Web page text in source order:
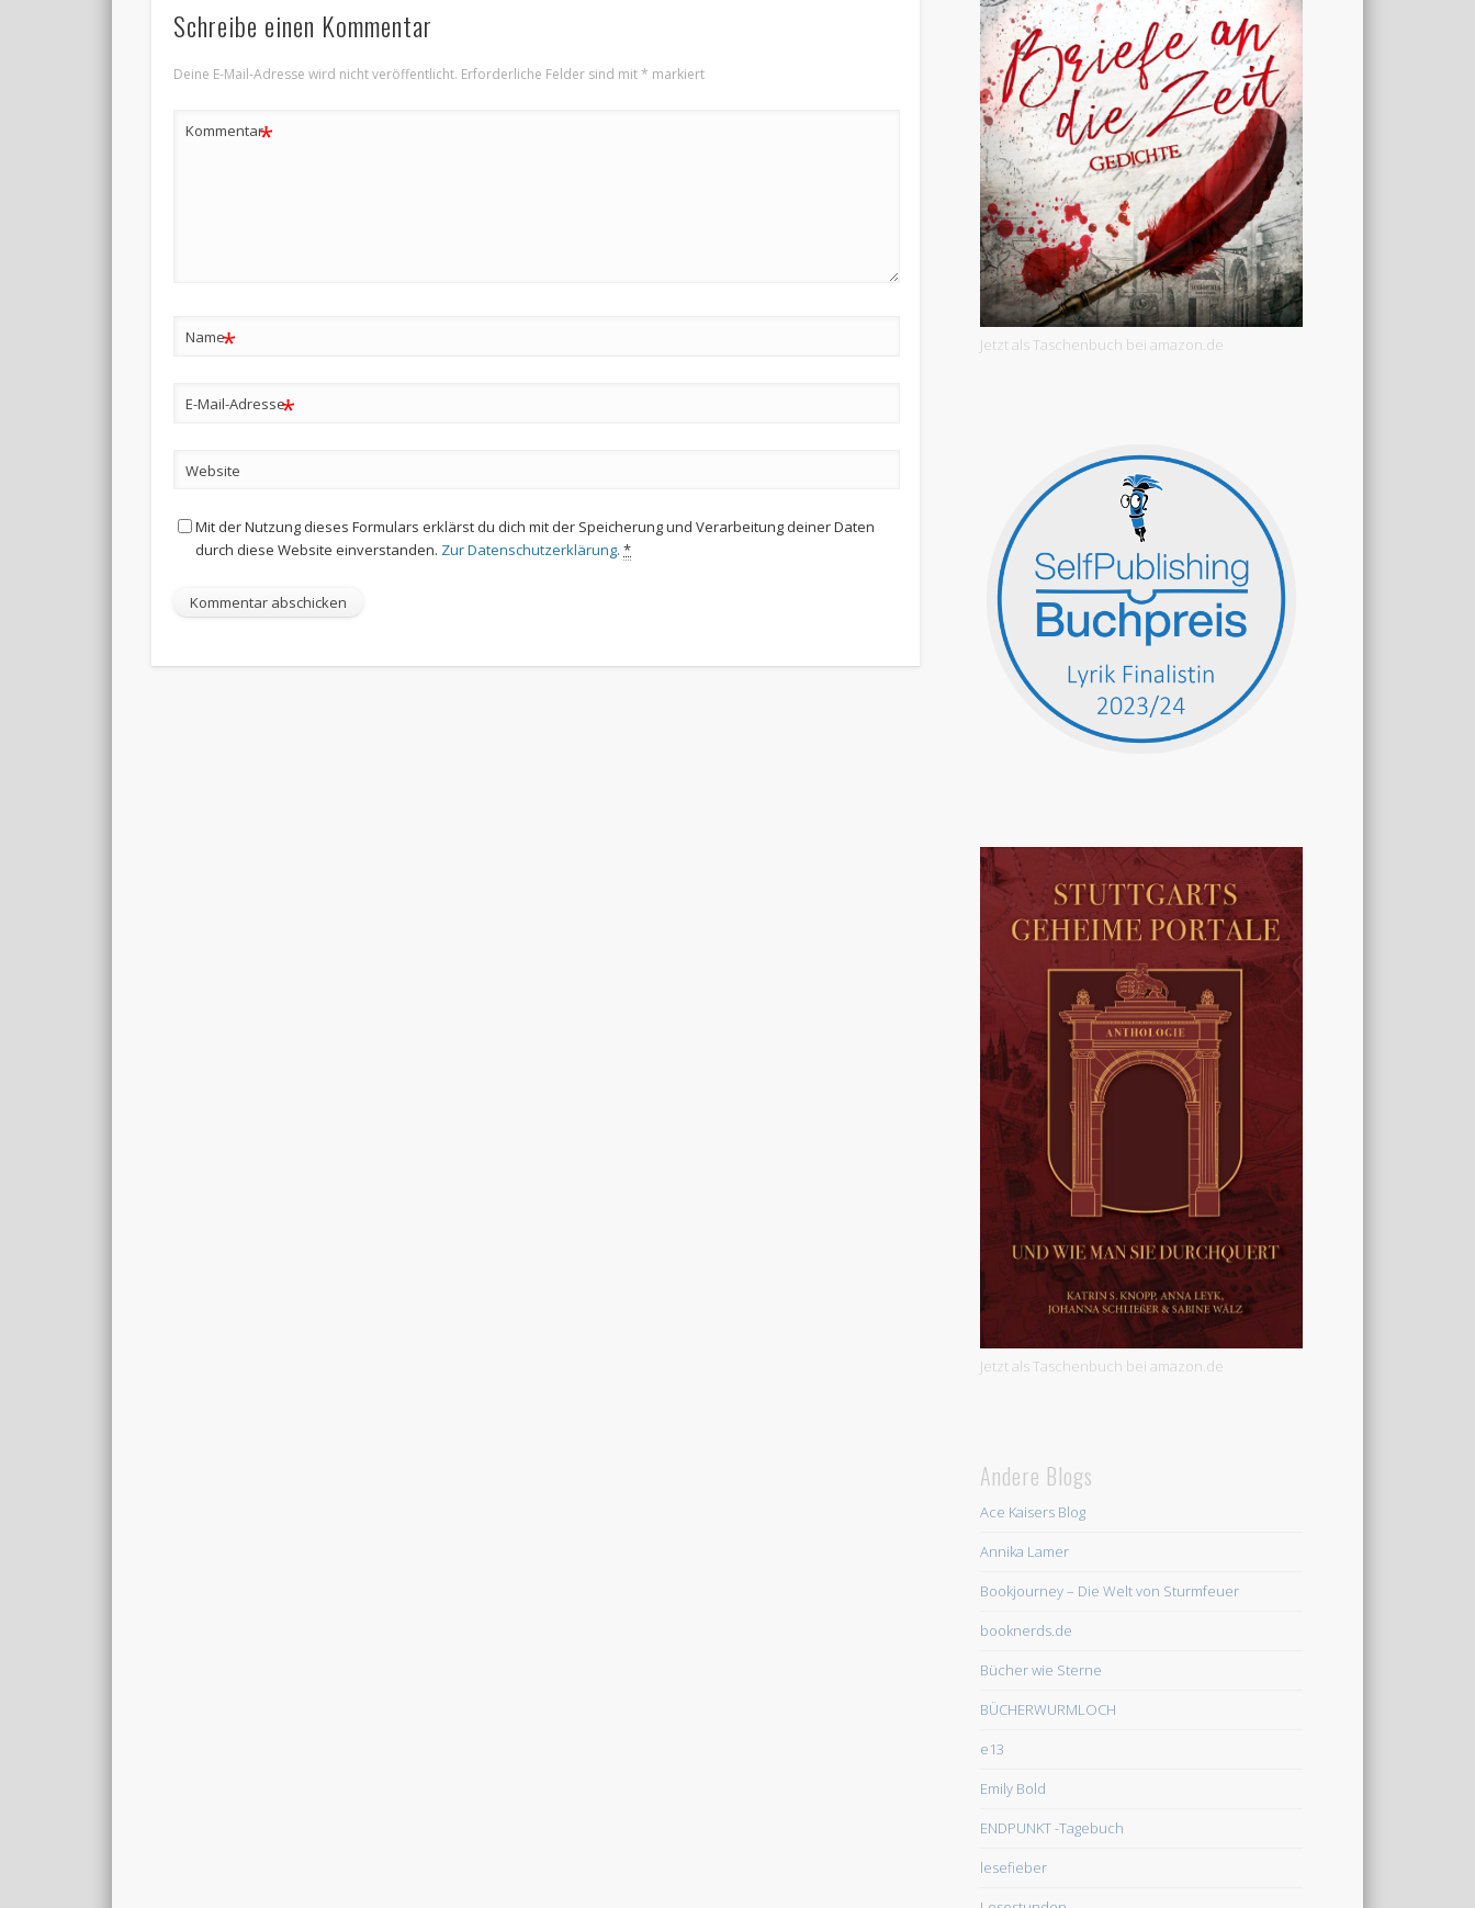
Schreibe einen Kommentar
Deine E-Mail-Adresse wird nicht veröffentlicht. Erforderliche Felder sind mit* markiert
Kommentar*
Name*
E-Mail-Adresse*
Website
Mit der Nutzung dieses Formulars erklärst du dich mit der Speicherung und Verarbeitung deiner Daten
durch diese Website einverstanden. Zur Datenschutzerklärung. *
Jetzt als Taschenbuch bei amazon.de
Jetzt als Taschenbuch bei amazon.de
Andere Blogs
Ace Kaisers Blog
Annika Lamer
Bookjourney – Die Welt von Sturmfeuer
booknerds.de
Bücher wie Sterne
BÜCHERWURMLOCH
e13
Emily Bold
ENDPUNKT -Tagebuch
lesefieber